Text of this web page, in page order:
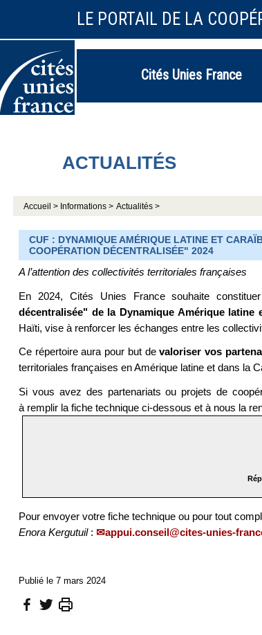
LE PORTAIL DE LA
Cités Unies France
ACTUALITÉS
Accueil > Informations > Actualités >
CUF : DYNAMIQUE AMÉRIQUE LATINE ET
COOPÉRATION DÉCENTRALISÉE" 2024
A l’attention des collectivités territoriales françaises
En 2024, Cités Unies France souhaite
décentralisée" de la Dynamique Amérique latine
Haïti, vise à renforcer les échanges entre les
Ce répertoire aura pour but devaloriser vos
territoriales françaises en Amérique latine et dans la
Si vous avez des partenariats ou projets de
à remplir la fiche technique ci-dessous et à nous la
Pour envoyer votre fiche technique ou pour tout
Enora Kergutuil: appui.conseil@cites-unies-
Publié le 7 mars 2024